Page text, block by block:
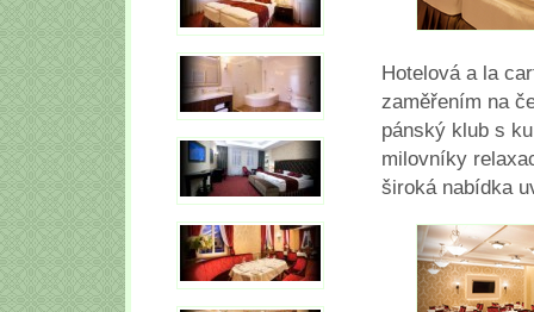
Hotelová a la
zaměřením na
pánský klub s
milovníky
široká nabídka